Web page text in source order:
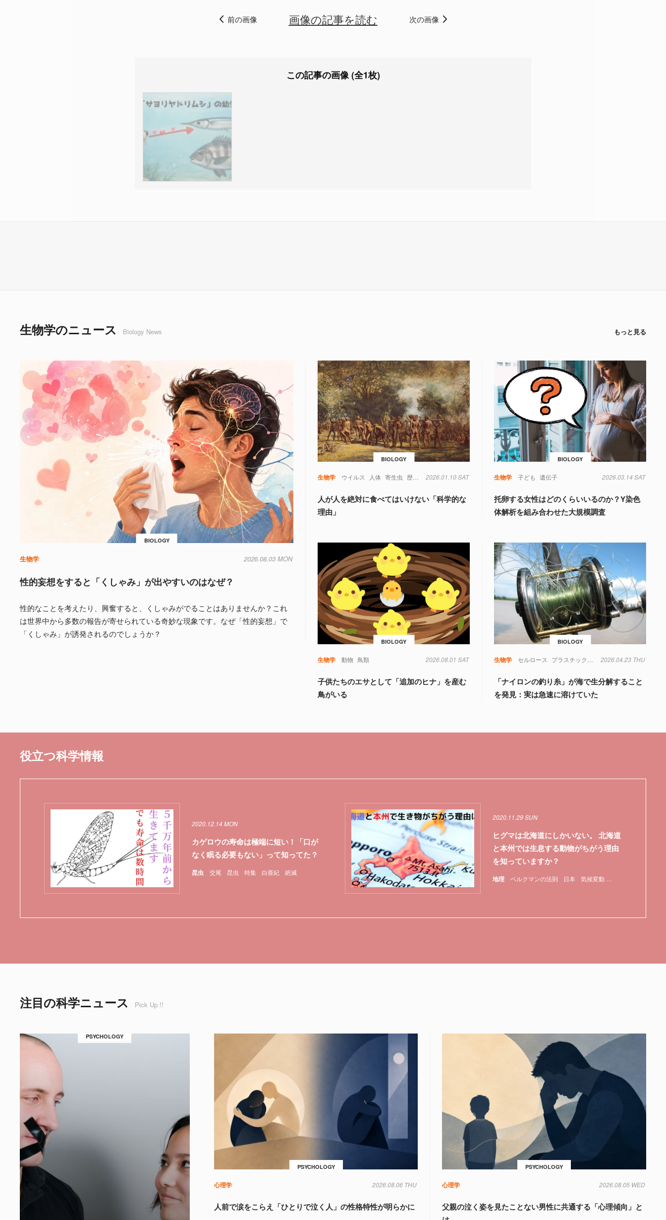
前の画像 画像の記事を読む 次の画像
この記事の画像 (全1枚)
生物学のニュース Biology News もっと見る
BIOLOGY
生物学 2026.08.03 MON
性的妄想をすると「くしゃみ」が出やすいのはなぜ？
性的なことを考えたり、興奮すると、くしゃみがでることはありませんか？これ
は世界中から多数の報告が寄せられている奇妙な現象です。なぜ「性的妄想」で
「くしゃみ」が誘発されるのでしょうか？
BIOLOGY
生物学 ウイルス 人体 寄生虫 歴史 考古学
2026.01.10 SAT
人が人を絶対に食べてはいけない「科学的な
理由」
BIOLOGY
生物学 子ども 遺伝子 2026.03.14 SAT
托卵する女性はどのくらいいるのか？Y染色
体解析を組み合わせた大規模調査
BIOLOGY
生物学 動物 鳥類 2026.08.01 SAT
子供たちのエサとして「追加のヒナ」を産む
鳥がいる
BIOLOGY
生物学 セルロース プラスチック 微生物 海洋生物 生物学
2026.04.23 THU
「ナイロンの釣り糸」が海で生分解すること
を発見：実は急速に溶けていた
役立つ科学情報
昆虫 交尾 昆虫 特集 白亜紀 絶滅
2020.12.14 MON
カゲロウの寿命は極端に短い！「口が
なく眠る必要もない」って知ってた？
地理 ベルクマンの法則 日本 気候変動
2020.11.29 SUN
ヒグマは北海道にしかいない。 北海道
と本州では生息する動物がちがう理由
を知っていますか？
注目の科学ニュース Pick Up !!
PSYCHOLOGY
PSYCHOLOGY
心理学 2026.08.06 THU
人前で涙をこらえ「ひとりで泣く人」の性格特性が明らかに
PSYCHOLOGY
心理学 2026.08.05 WED
父親の泣く姿を見たことない男性に共通する「心理傾向」と